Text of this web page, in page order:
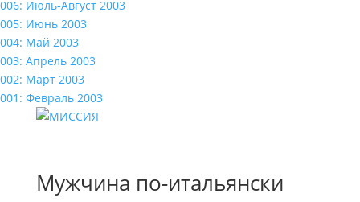
006: Июль-Август 2003
005: Июнь 2003
004: Май 2003
003: Апрель 2003
002: Март 2003
001: Февраль 2003
Мужчина по-итальянски